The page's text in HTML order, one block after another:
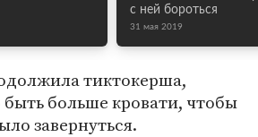
с ней бороться
31 мая 2019
тиктокерша,
больше кровати, чтобы
завернуться.